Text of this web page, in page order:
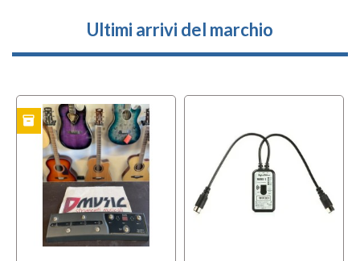
Ultimi arrivi del marchio
inventory